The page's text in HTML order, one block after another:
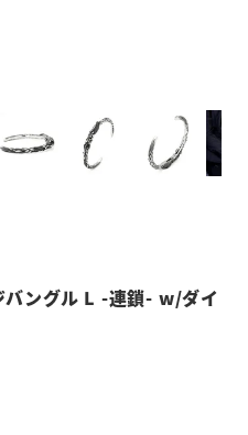
バングル L -連鎖- w/ダイ